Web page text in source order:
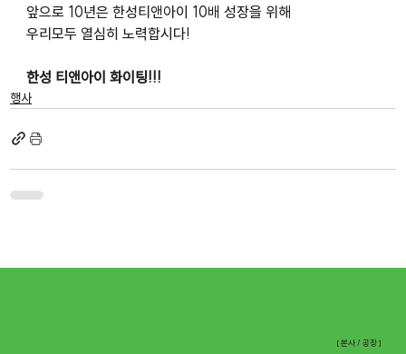
앞으로 10년은 한성티앤아이 10배 성장을 위해
우리모두 열심히 노력합시다!
한성 티앤아이 화이팅!!!
행사
[ 본사 / 공장 ]